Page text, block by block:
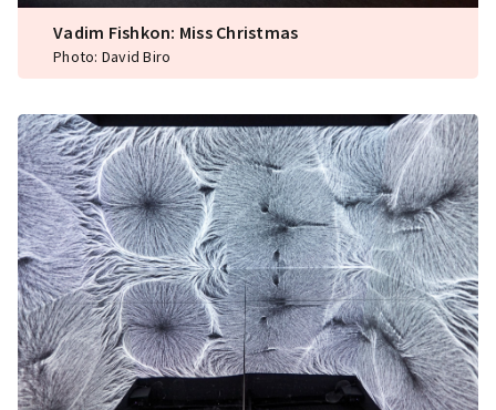
Vadim Fishkon: Miss Christmas
Photo: David Biro